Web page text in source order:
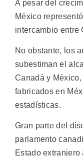
A pesar del
México
intercambio entre
No obstante, los
subestiman el
Canadá y
fabricados en
estadísticas.
Gran parte del
parlamento
Estado